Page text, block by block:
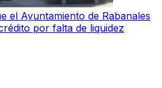
el Ayuntamiento de Rabanales
por falta de liquidez